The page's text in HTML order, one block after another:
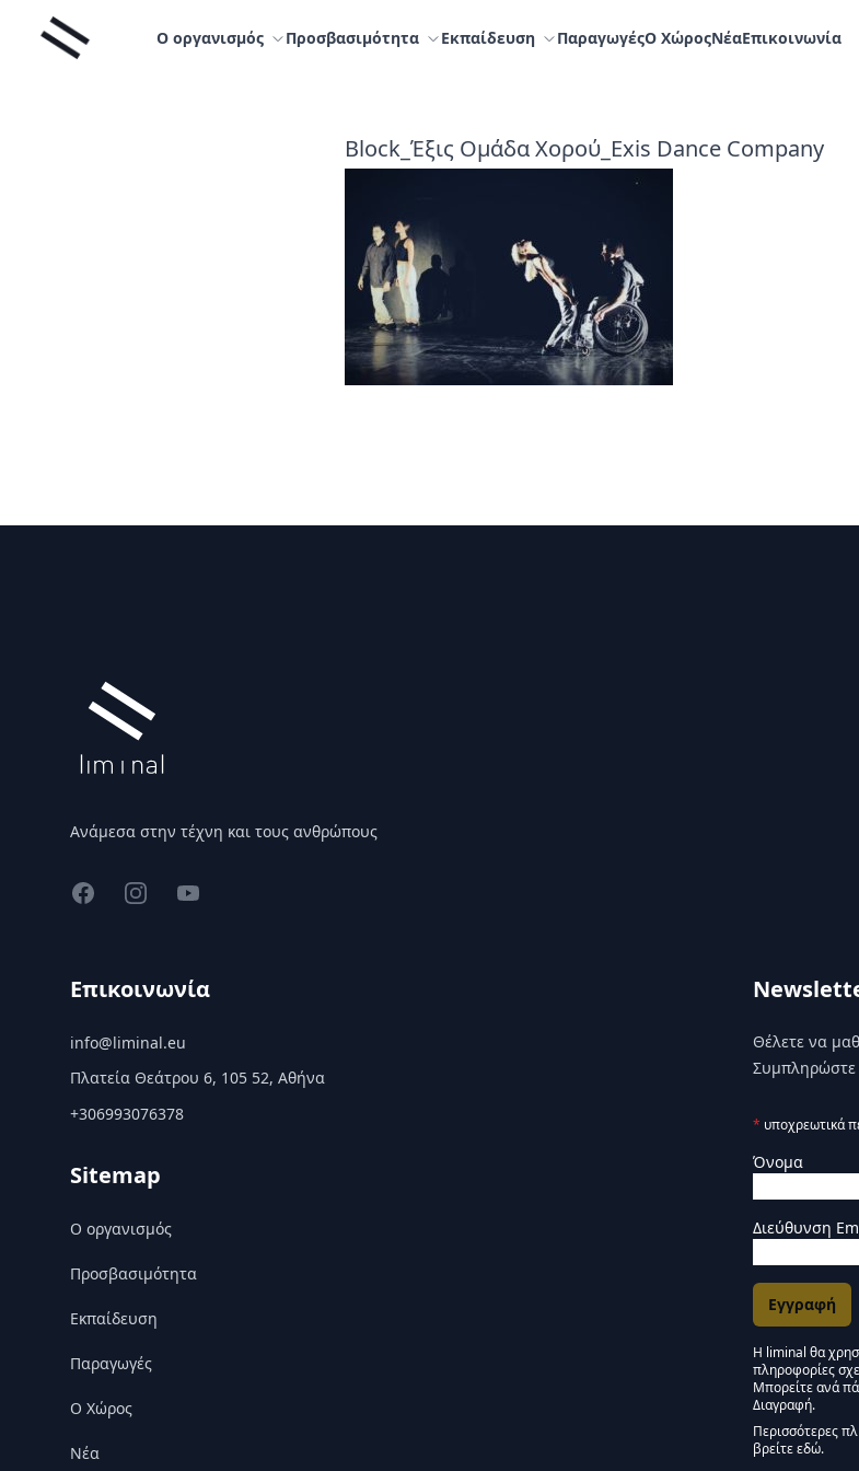
Μετάβαση
περιεχόμενο
Liminal Ο οργανισμός Προσβασιμότητα Εκπαίδευση ΠαραγωγέςΟ ΧώροςNέαΕπικοινωνία
Block_Έξις Ομάδα Χορού_Exis Dance Company
Ανάμεσα στην τέχνη και τους ανθρώπους
FacebookInstagramYouTube
Επικοινωνία
info@liminal.eu
Πλατεία Θεάτρου 6, 105 52, Αθήνα
+306993076378
Sitemap
Ο οργανισμός
Προσβασιμότητα
Εκπαίδευση
Παραγωγές
Ο Χώρος
Nέα
Θέλετε να
Συμπληρώστε
* υποχρεωτικά
Όνομα
Διεύθυνση
Εγκρίσεις
Η liminal θα
πληροφορίες
Μείνετε
Μπορείτε ανά
Διαγραφή.
Περισσότερες
βρείτε εδώ.